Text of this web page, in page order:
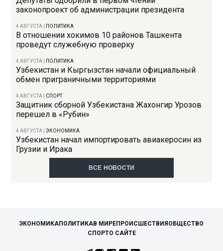
законопроект об администрации президента
4 АВГУСТА ПОЛИТИКА
В отношении хокимов 10 районов Ташкента
проведут служебную проверку
4 АВГУСТА ПОЛИТИКА
Узбекистан и Кыргызстан начали официальный
обмен приграничными территориями
4 АВГУСТА СПОРТ
Защитник сборной Узбекистана Жахонгир Урозов
перешел в «Рубин»
4 АВГУСТА |ЭКОНОМИКА
Узбекистан начал импортировать авиакеросин из
Грузии и Ирака
ВСЕ НОВОСТИ
ЭКОНОМИКАПОЛИТИКАВ МИРЕПРОИСШЕСТВИЯ ОБЩЕСТВО
СПОРТО САЙТЕ